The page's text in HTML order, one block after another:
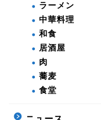
ラーメン
中華料理
和食
居酒屋
肉
蕎麦
食堂